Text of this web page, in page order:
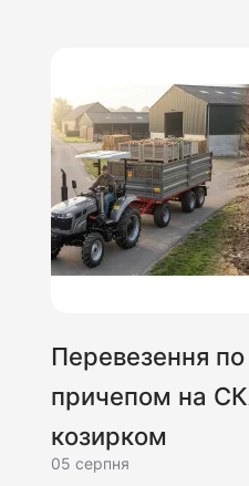
Перевезення
причепом на
козирком
05 серпня